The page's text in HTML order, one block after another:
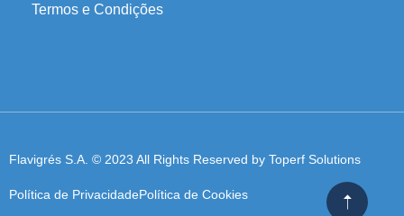
Termos e Condições
Flavigrés S.A. © 2023 All Rights Reserved by Toperf Solutions
Política de PrivacidadePolítica de Cookies